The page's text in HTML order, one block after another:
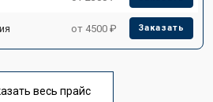
от 4500 ₽ Заказать
весь прайс